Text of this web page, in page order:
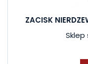
ZACISK
Sklep